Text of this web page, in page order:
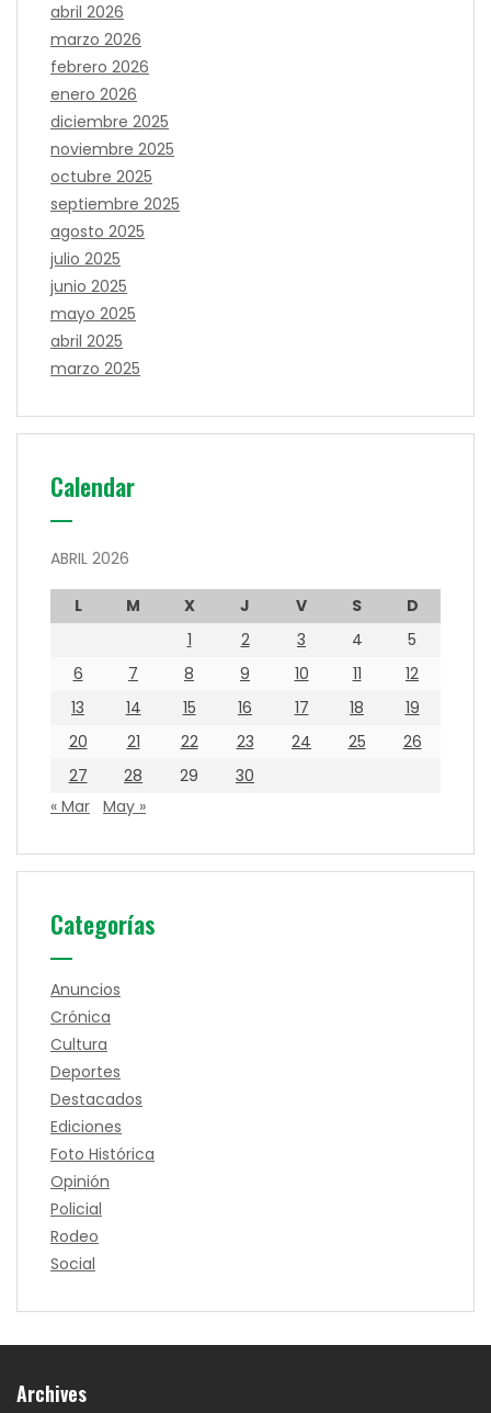
abril 2026
marzo 2026
febrero 2026
enero 2026
diciembre 2025
noviembre 2025
octubre 2025
septiembre 2025
agosto 2025
julio 2025
junio 2025
mayo 2025
abril 2025
marzo 2025
Calendar
ABRIL 2026
L M X J V S
D
1
2 3 4
5
6
7 8 9 10 11
12
13
14 15 16 17 18
19
20
21 22 23 24 25
26
27
28 29
30
« Mar May »
Categorías
Anuncios
Crónica
Cultura
Deportes
Destacados
Ediciones
Foto Histórica
Opinión
Policial
Rodeo
Social
Archives